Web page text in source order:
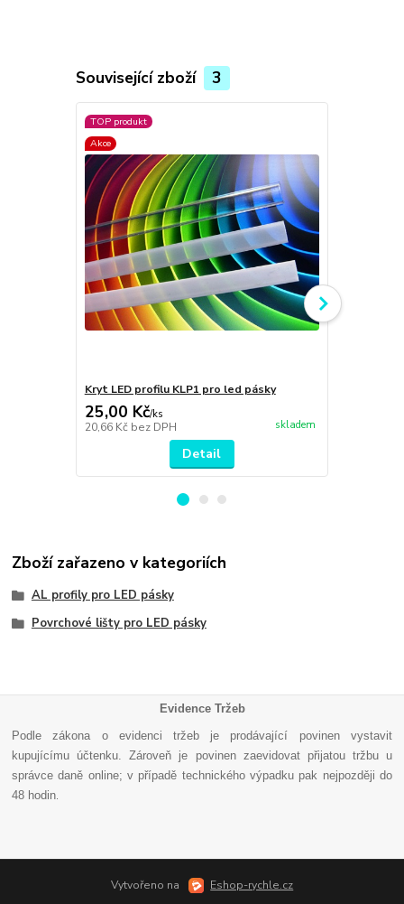
Související zboží 3
TOP produkt
Akce
Kryt LED profilu KLP1 pro led pásky
25,00 Kč/ks
20,66 Kč bez DPH skladem
Detail
Zboží zařazeno v kategoriích
AL profily pro LED pásky
Povrchové lišty pro LED pásky
Evidence Tržeb
Podle zákona o evidenci tržeb je prodávající povinen vystavit
kupujícímu účtenku. Zároveň je povinen zaevidovat přijatou tržbu u
správce daně online; v případě technického výpadku pak nejpozději do
48 hodin
Vytvořeno na Eshop-rychle.cz